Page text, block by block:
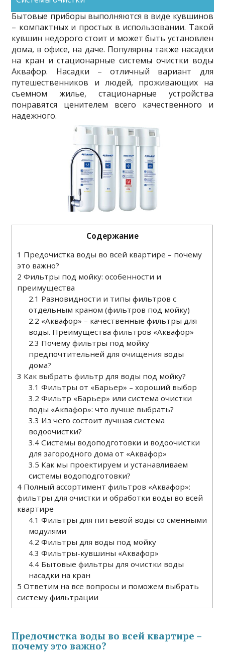
водопроводной водой совершенно без опасений.
Бытовые приборы выполняются в виде кувшинов
– компактных и простых в использовании. Такой
кувшин недорого стоит и может быть установлен
дома, в офисе, на даче. Популярны также насадки
на кран и стационарные системы очистки воды
Аквафор. Насадки – отличный вариант для
путешественников и людей, проживающих на
съемном жилье, стационарные устройства
понравятся ценителем всего качественного и
надежного.
Содержание
1 Предочистка воды во всей квартире – почему
это важно?
2 Фильтры под мойку: особенности и
преимущества
2.1 Разновидности и типы фильтров с
отдельным краном (фильтров под мойку)
2.2 «Аквафор» – качественные фильтры для
воды. Преимущества фильтров «Аквафор»
2.3 Почему фильтры под мойку
предпочтительней для очищения воды
дома?
3 Как выбрать фильтр для воды под мойку?
3.1 Фильтры от «Барьер» – хороший выбор
3.2 Фильтр «Барьер» или система очистки
воды «Аквафор»: что лучше выбрать?
3.3 Из чего состоит лучшая система
водоочистки?
3.4Системы водоподготовки и водоочистки
для загородного дома от «Аквафор»
3.5 Как мы проектируем и устанавливаем
системы водоподготовки?
4 Полный ассортимент фильтров «Аквафор»:
фильтры для очистки и обработки воды во всей
квартире
4.1 Фильтры для питьевой воды со сменными
модулями
4.2 Фильтры для воды под мойку
4.3 Фильтры-кувшины «Аквафор»
4.4Бытовые фильтры для очистки воды
насадки на кран
5 Ответим на все вопросы и поможем выбрать
систему фильтрации
Предочистка воды во всей квартире –
почему это важно?